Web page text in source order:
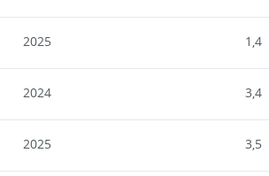
2025 1,4
2024 3,4
2025 3,5